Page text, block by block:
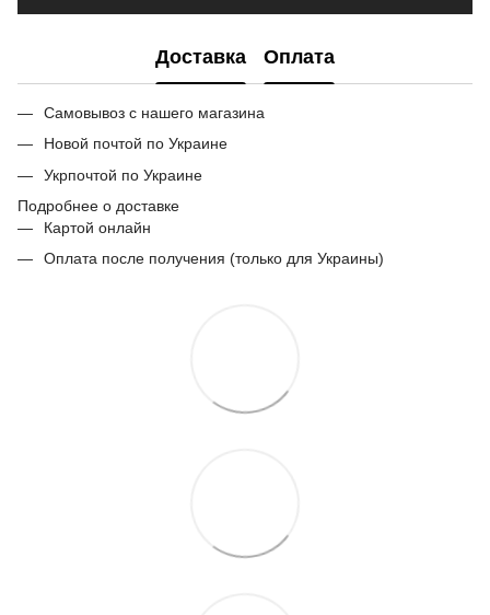
Доставка Оплата
Самовывоз с нашего магазина
Новой почтой по Украине
Укрпочтой по Украине
Подробнее о доставке
Картой онлайн
Оплата после получения (только для Украины)